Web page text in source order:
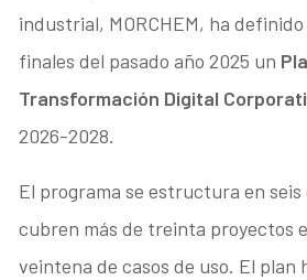
industrial, MORCHEM, ha
finales del pasado año 2025 un
Transformación Digital
2026-2028.
El programa se estructura en seis
cubren más de treinta proyectos
veintena de casos de uso. El plan